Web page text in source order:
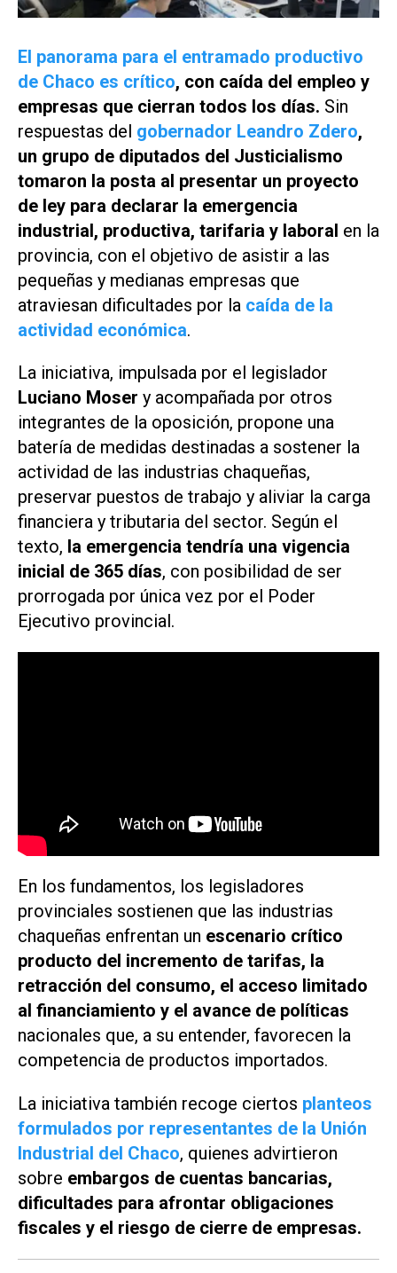
El panorama para el entramado productivo
de Chaco es crítico, con caída del empleo y
empresas que cierran todos los días. Sin
respuestas del gobernador Leandro Zdero,
un grupo de diputados del Justicialismo
tomaron la posta al presentar un proyecto
de ley para declarar la emergencia
industrial, productiva, tarifaria y laboral en la
provincia, con el objetivo de asistir a las
pequeñas y medianas empresas que
atraviesan dificultades por la caída de la
actividad económica.
La iniciativa, impulsada por el legislador
Luciano Moser y acompañada por otros
integrantes de la oposición, propone una
batería de medidas destinadas a sostener la
actividad de las industrias chaqueñas,
preservar puestos de trabajo y aliviar la carga
financiera y tributaria del sector. Según el
texto, la emergencia tendría una vigencia
inicial de 365 días, con posibilidad de ser
prorrogada por única vez por el Poder
Ejecutivo provincial.
En los fundamentos, los legisladores
provinciales sostienen que las industrias
chaqueñas enfrentan un escenario crítico
producto del incremento de tarifas, la
retracción del consumo, el acceso limitado
al financiamiento y el avance de políticas
nacionales que, a su entender, favorecen la
competencia de productos importados.
La iniciativa también recoge ciertos planteos
formulados por representantes de la Unión
Industrial del Chaco, quienes advirtieron
sobre embargos de cuentas bancarias,
dificultades para afrontar obligaciones
fiscales y el riesgo de cierre de empresas.